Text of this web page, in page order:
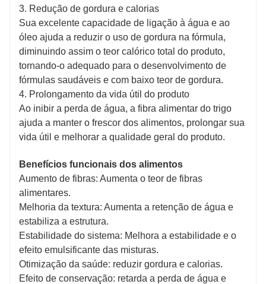
3. Redução de gordura e calorias
Sua excelente capacidade de ligação à água e ao
óleo ajuda a reduzir o uso de gordura na fórmula,
diminuindo assim o teor calórico total do produto,
tornando-o adequado para o desenvolvimento de
fórmulas saudáveis ​​e com baixo teor de gordura.
4. Prolongamento da vida útil do produto
Ao inibir a perda de água, a fibra alimentar do trigo
ajuda a manter o frescor dos alimentos, prolongar sua
vida útil e melhorar a qualidade geral do produto.
Benefícios funcionais dos alimentos
Aumento de fibras: Aumenta o teor de fibras
alimentares.
Melhoria da textura: Aumenta a retenção de água e
estabiliza a estrutura.
Estabilidade do sistema: Melhora a estabilidade e o
efeito emulsificante das misturas.
Otimização da saúde: reduzir gordura e calorias.
Efeito de conservação: retarda a perda de água e